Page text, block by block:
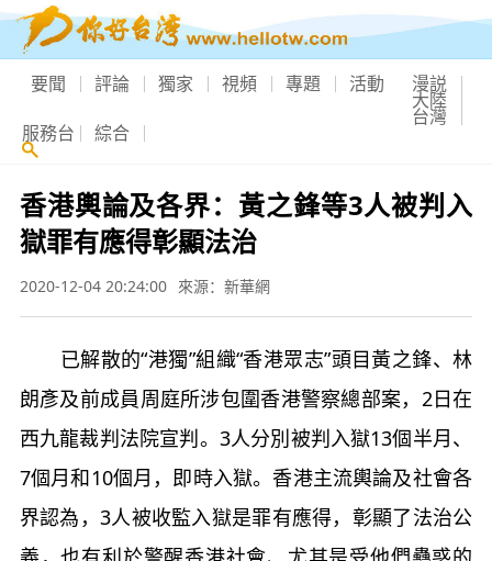
要聞 評論 獨家 視頻 專題 活動 漫説
大陸
台灣
服務台 綜合
香港輿論及各界：黃之鋒等3人被判入
獄罪有應得彰顯法治
2020-12-04 20:24:00 來源：新華網
已解散的“港獨”組織“香港眾志”頭目黃之鋒、林
朗彥及前成員周庭所涉包圍香港警察總部案，2日在
西九龍裁判法院宣判。3人分別被判入獄13個半月、
7個月和10個月，即時入獄。香港主流輿論及社會各
界認為，3人被收監入獄是罪有應得，彰顯了法治公